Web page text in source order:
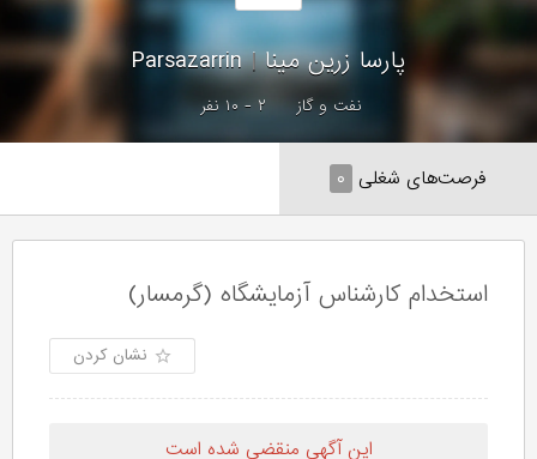
پارسا زرین مینا|
Parsazarrin
نفت و گاز ۲ - ۱۰ نفر
فرصت‌های شغلی ۰
استخدام کارشناس آزمایشگاه (گرمسار)
نشان کردن
این آگهی منقضی شده است